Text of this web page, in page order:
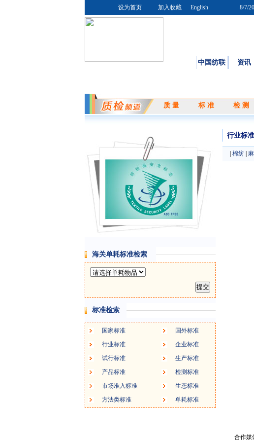
设为首页 加入收藏 English 8/7/
中国纺联 资讯
质 量 标 准 检 测
海关单耗标准检索
标准检索
国家标准
国外标准
行业标准
企业标准
试行标准
生产标准
产品标准
检测标准
市场准入标准
生态标准
方法类标准
单耗标准
行业标准
棉纺
合作媒